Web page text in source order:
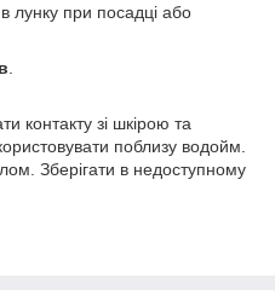
лунку при посадці або
контакту зі шкірою та
поблизу водойм.
Зберігати в недоступному